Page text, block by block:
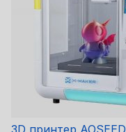
3D принтер